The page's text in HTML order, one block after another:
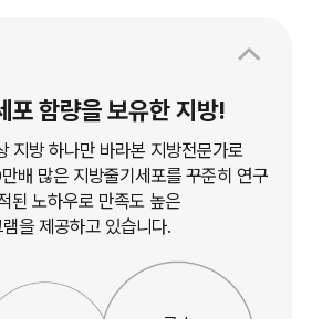
포 함량을 보유한 지방!
방 하나만 바라본 지방전문가로
배 많은 지방줄기세포를 꾸준히 연구
된 노하우로 만족도 높은
을 제공하고 있습니다.